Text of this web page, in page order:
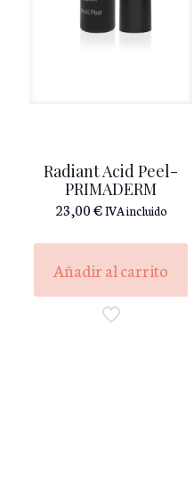
Radiant Acid Peel-
PRIMADERM
23,00€IVA incluido
Añadir al carrito